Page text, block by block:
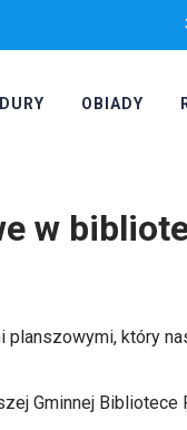
OBIADY
w
planszowymi, który
Gminnej Bibliotece